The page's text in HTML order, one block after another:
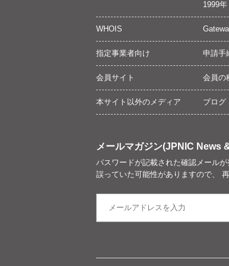
1999年
WHOIS
指定事業者向け 申請手
会員サイト 会員の
本サイト以外のメディア ブログ
メールマガジン(JPNIC News
パスワードが記載された確認メール
誤っていた可能性がありますので、